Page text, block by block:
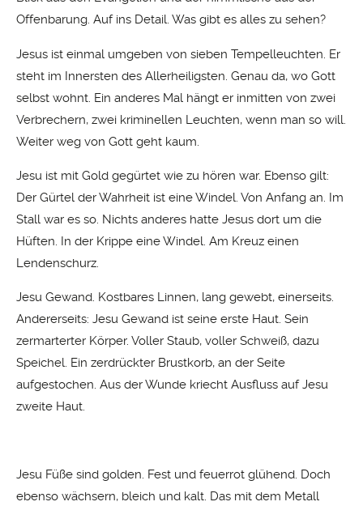
Offenbarung. Auf ins Detail. Was gibt es alles zu sehen?
Jesus ist einmal umgeben von sieben Tempelleuchten. Er
steht im Innersten des Allerheiligsten. Genau da, wo Gott
selbst wohnt. Ein anderes Mal hängt er inmitten von zwei
Verbrechern, zwei kriminellen Leuchten, wenn man so will.
Weiter weg von Gott geht kaum.
Jesu ist mit Gold gegürtet wie zu hören war. Ebenso gilt:
Der Gürtel der Wahrheit ist eine Windel. Von Anfang an. Im
Stall war es so. Nichts anderes hatte Jesus dort um die
Hüften. In der Krippe eine Windel. Am Kreuz einen
Lendenschurz.
Jesu Gewand. Kostbares Linnen, lang gewebt, einerseits.
Andererseits: Jesu Gewand ist seine erste Haut. Sein
zermarterter Körper. Voller Staub, voller Schweiß, dazu
Speichel. Ein zerdrückter Brustkorb, an der Seite
aufgestochen. Aus der Wunde kriecht Ausfluss auf Jesu
zweite Haut.
Jesu Füße sind golden. Fest und feuerrot glühend. Doch
ebenso wächsern, bleich und kalt. Das mit dem Metall